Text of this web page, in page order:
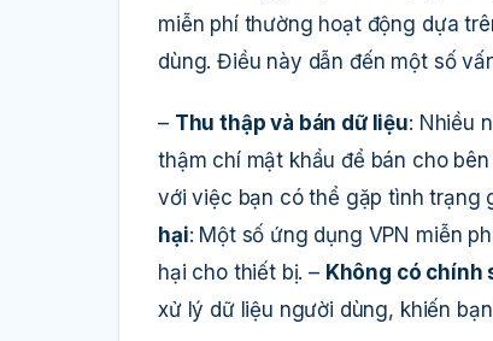
miễn phí thường hoạt động dựa
dùng. Điều này dẫn đến một số
– Thu thập và bán dữ liệu: Nhiều
thậm chí mật khẩu để bán cho
với việc bạn có thể gặp tình trạng
hại: Một số ứng dụng VPN miễn
hại cho thiết bị. – Không có chính
xử lý dữ liệu người dùng, khiến